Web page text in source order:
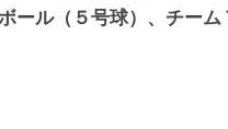
ール（５号球）、チーム